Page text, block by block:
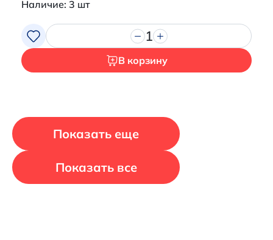
Наличие: 3 шт
1
В корзину
Показать еще
Показать все